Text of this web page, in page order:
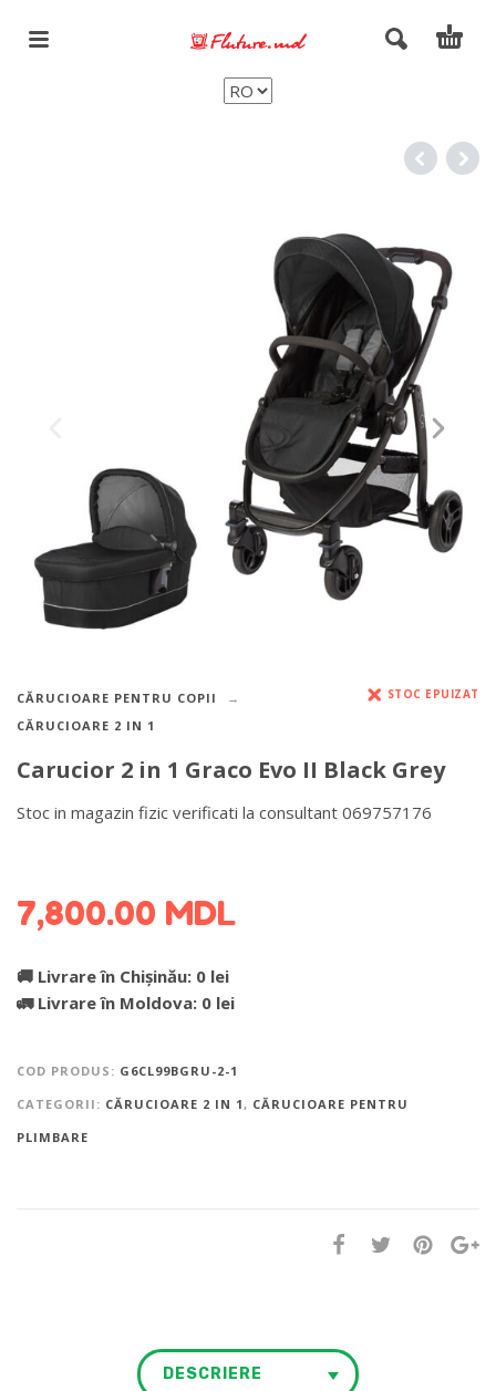
CĂRUCIOARE PENTRU COPII
CĂRUCIOARE 2 IN 1
STOC EPUIZAT
Carucior 2 in 1 Graco Evo II Black Grey
Stoc in magazin fizic verificati la consultant 069757176
7,800.00 MDL
🚚 Livrare în Chișinău: 0 lei
🚛 Livrare în Moldova: 0 lei
COD PRODUS: G6CL99BGRU-2-1
CATEGORII: CĂRUCIOARE 2 IN 1 , CĂRUCIOARE PENTRU
PLIMBARE
DESCRIERE